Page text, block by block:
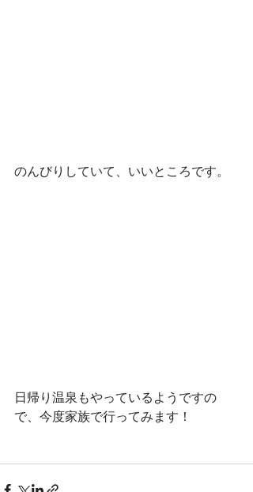
のんびりしていて、いいところです。
日帰り温泉もやっているようですの
で、今度家族で行ってみます！